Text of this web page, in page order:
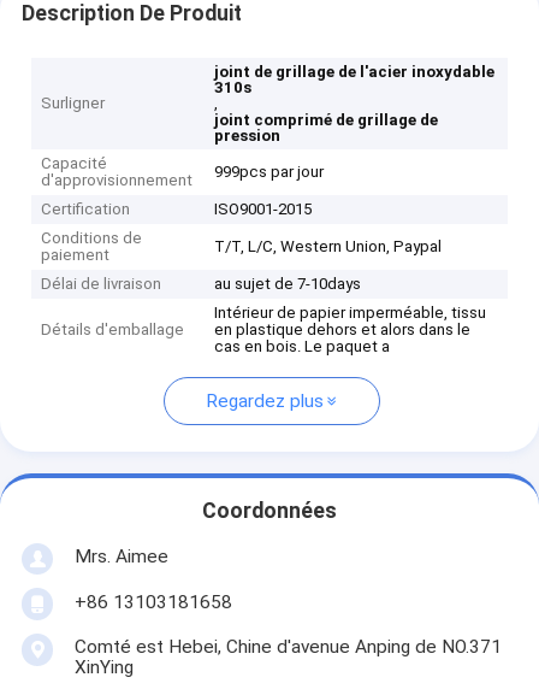
Description De Produit
Surligner
joint de grillage de l'acier inoxydable
310s
,
joint comprimé de grillage de
pression
Capacité
d'approvisionnement
999pcs par jour
Certification
ISO9001-2015
Conditions de
paiement
T/T, L/C, Western Union, Paypal
Délai de livraison au sujet de 7-10days
Détails d'emballage
Intérieur de papier imperméable, tissu
en plastique dehors et alors dans le
cas en bois. Le paquet a
Regardez plus
Coordonnées
Mrs. Aimee
+86 13103181658
Comté est Hebei, Chine d'avenue Anping de NO.371
XinYing